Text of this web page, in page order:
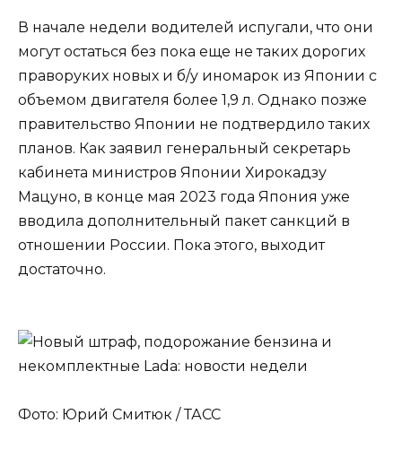
В начале недели водителей испугали, что они
могут остаться без пока еще не таких дорогих
праворуких новых и б/у иномарок из Японии с
объемом двигателя более 1,9 л. Однако позже
правительство Японии не подтвердило таких
планов. Как заявил генеральный секретарь
кабинета министров Японии Хирокадзу
Мацуно, в конце мая 2023 года Япония уже
вводила дополнительный пакет санкций в
отношении России. Пока этого, выходит
достаточно.
Фото: Юрий Смитюк / ТАСС